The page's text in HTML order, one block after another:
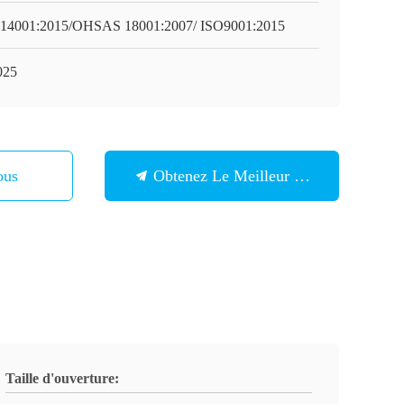
OHSAS 18001:2007/ ISO9001:2015
Obtenez Le Meilleur Prix
Taille d'ouverture: